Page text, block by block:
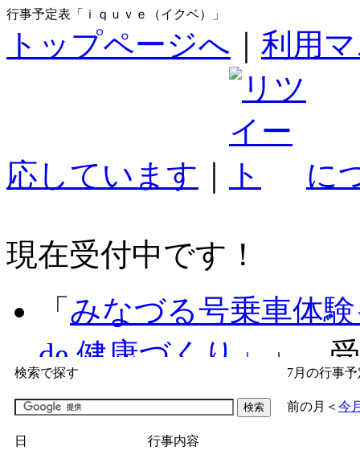
行事予定表「ｉｑｕｖｅ（イクベ）」
トップページへ 利用
応しています に
現在受付中です！
「 みなづる号乗車体
de 健康づくり」
」 受
「子育て交流広場「
間：2026/07/09～
検索で探す 7月の行事
前の月 ＜ 今
日 行事内容